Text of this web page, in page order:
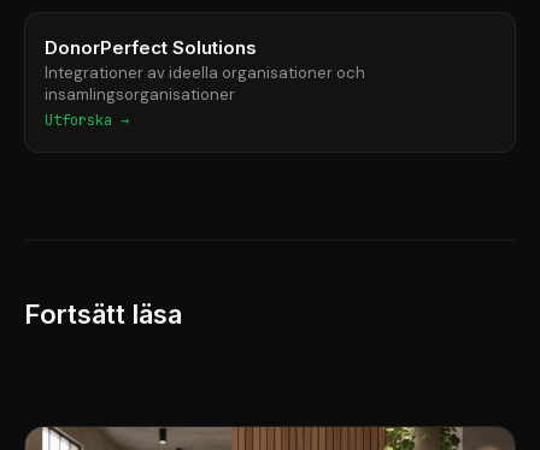
DonorPerfect Solutions
Integrationer av ideella organisationer och
insamlingsorganisationer
Utforska →
Fortsätt läsa